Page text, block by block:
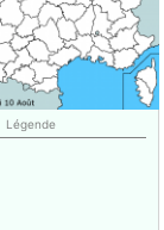
Légende